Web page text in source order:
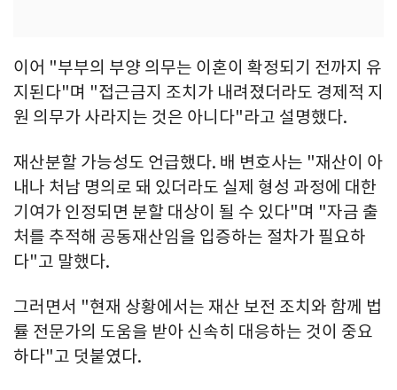
이어 "부부의 부양 의무는 이혼이 확정되기 전까지 유
지된다"며 "접근금지 조치가 내려졌더라도 경제적 지
원 의무가 사라지는 것은 아니다"라고 설명했다.
재산분할 가능성도 언급했다. 배 변호사는 "재산이 아
내나 처남 명의로 돼 있더라도 실제 형성 과정에 대한
기여가 인정되면 분할 대상이 될 수 있다"며 "자금 출
처를 추적해 공동재산임을 입증하는 절차가 필요하
다"고 말했다.
그러면서 "현재 상황에서는 재산 보전 조치와 함께 법
률 전문가의 도움을 받아 신속히 대응하는 것이 중요
하다"고 덧붙였다.